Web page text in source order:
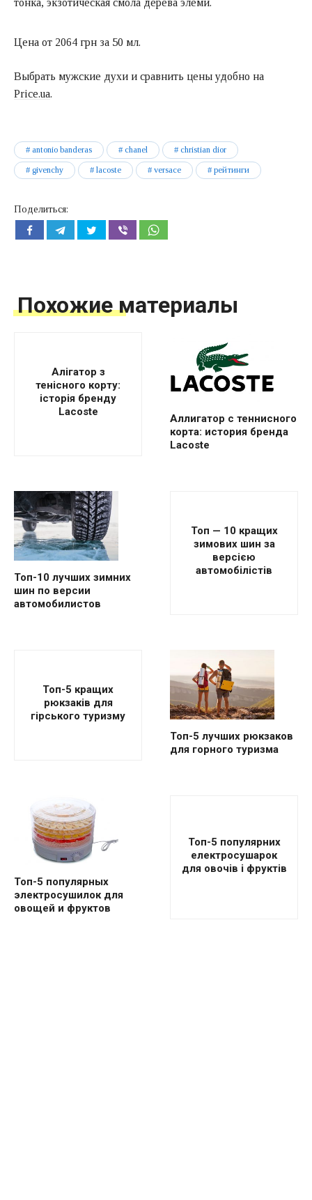
Цена от 2064 грн за 50 мл.
Выбрать мужские духи и сравнить цены удобно на
Price.ua.
antonio banderas chanel christian dior
givenchy lacoste versace рейтинги
Поделиться:
Похожие материалы
Алігатор з
тенісного корту:
історія бренду
Lacoste
Аллигатор с теннисного
корта: история бренда
Lacoste
Топ-10 лучших зимних
шин по версии
автомобилистов
Топ — 10 кращих
зимових шин за
версією
автомобілістів
Топ-5 кращих
рюкзаків для
гірського туризму
Топ-5 лучших рюкзаков
для горного туризма
Топ-5 популярных
электросушилок для
овощей и фруктов
Топ-5 популярних
електросушарок
для овочів і фруктів